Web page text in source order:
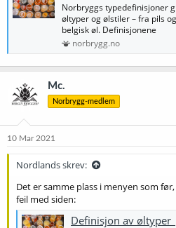
Norbryggs typedefinisjoner
øltyper og ølstiler – fra pils
belgisk øl. Definisjonene
norbrygg.no
Mc.
Norbrygg-medlem
10 Mar 2021
Nordlands skrev:
Det er samme plass i menyen som
feil med siden:
Definisjon av